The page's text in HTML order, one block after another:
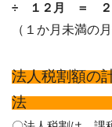
÷ １２月 ＝ ２
（１か月未満の
法人税割額の